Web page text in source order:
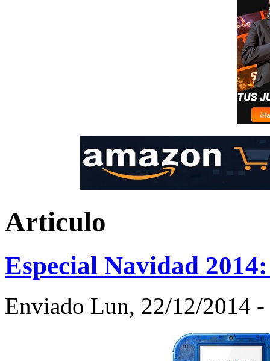
Articulo
Especial Navidad
Enviado Lun, 22/12/2014